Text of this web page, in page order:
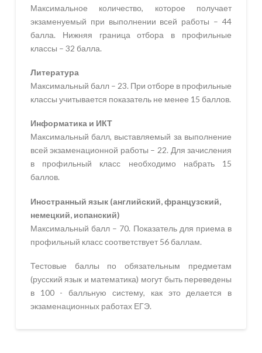
Максимальное количество, которое получает
экзаменуемый при выполнении всей работы – 44
балла. Нижняя граница отбора в профильные
классы – 32 балла.
Литература
Максимальный балл – 23. При отборе в профильные
классы учитывается показатель не менее 15 баллов.
Информатика и ИКТ
Максимальный балл, выставляемый за выполнение
всей экзаменационной работы – 22. Для зачисления
в профильный класс необходимо набрать 15
баллов.
Иностранный язык (английский, французский,
немецкий, испанский)
Максимальный балл – 70. Показатель для приема в
профильный класс соответствует 56 баллам.
Тестовые баллы по обязательным предметам
(русский язык и математика) могут быть переведены
в 100 - балльную систему, как это делается в
экзаменационных работах ЕГЭ.